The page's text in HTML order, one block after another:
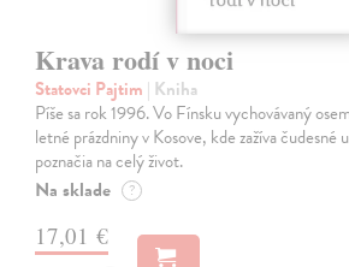
Krava rodí v noci
Statovci Pajtim | Kniha
Píše sa rok 1996. Vo Fínsku vychovávaný
letné prázdniny v Kosove, kde zažíva čudesné
poznačia na celý život.
Na sklade ?
17,01 €